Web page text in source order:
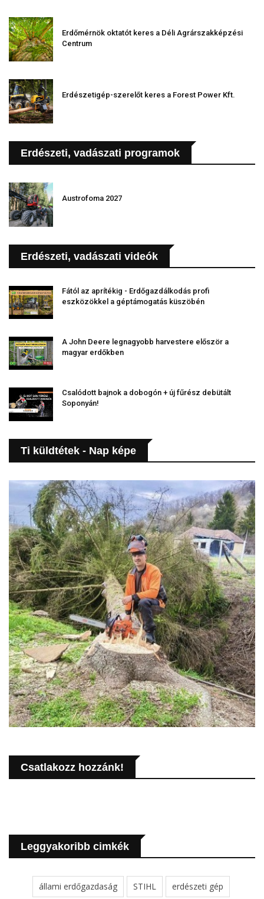
Erdőmérnök oktatót keres a Déli Agrárszakképzési
Centrum
Erdészetigép-szerelőt keres a Forest Power Kft.
Erdészeti, vadászati programok
Austrofoma 2027
Erdészeti, vadászati videók
Fától az aprítékig - Erdőgazdálkodás profi
eszközökkel a géptámogatás küszöbén
A John Deere legnagyobb harvestere először a
magyar erdőkben
Csalódott bajnok a dobogón + új fűrész debütált
Soponyán!
Ti küldtétek - Nap képe
Csatlakozz hozzánk!
Leggyakoribb cimkék
állami erdőgazdaság STIHL erdészeti gép